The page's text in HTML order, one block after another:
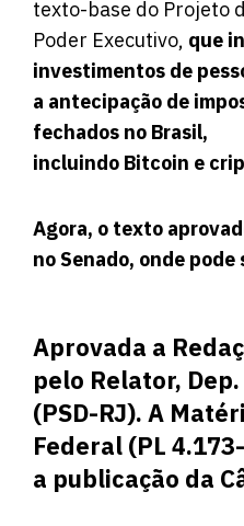
texto-base do Projeto
Poder Executivo, que
investimentos de
a antecipação de
fechados no Brasil,
incluindo Bitcoin e
Agora, o texto
no Senado, onde
Aprovada a
pelo Relator,
(PSD-RJ). A
Federal (PL
a publicação da